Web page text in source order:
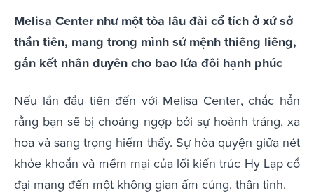
Melisa Center như một tòa lâu đài cổ tích ở xứ sở
thần tiên, mang trong mình sứ mệnh thiêng liêng,
gắn kết nhân duyên cho bao lứa đôi hạnh phúc
Nếu lần đầu tiên đến với Melisa Center, chắc hẳn
rằng bạn sẽ bị choáng ngợp bởi sự hoành tráng, xa
hoa và sang trọng hiếm thấy. Sự hòa quyện giữa nét
khỏe khoắn và mềm mại của lối kiến trúc Hy Lạp cổ
đại mang đến một không gian ấm cúng, thân tình.